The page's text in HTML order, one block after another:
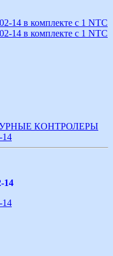
КОНТРОЛЕРЫ
14